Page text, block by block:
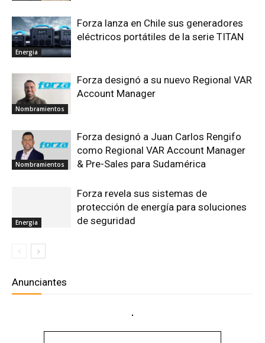
Energia
Forza lanza en Chile sus generadores
eléctricos portátiles de la serie TITAN
Nombramientos
Forza designó a su nuevo Regional VAR
Account Manager
Nombramientos
Forza designó a Juan Carlos Rengifo
como Regional VAR Account Manager
& Pre-Sales para Sudamérica
Energia
Forza revela sus sistemas de
protección de energía para soluciones
de seguridad
Anunciantes